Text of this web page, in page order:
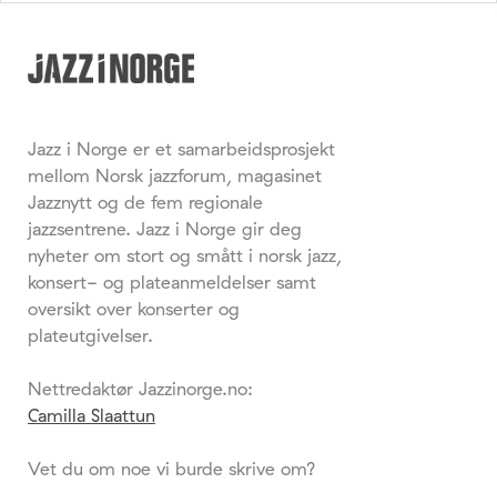
Jazz i Norge er et samarbeidsprosjekt
mellom Norsk jazzforum, magasinet
Jazznytt og de fem regionale
jazzsentrene. Jazz i Norge gir deg
nyheter om stort og smått i norsk jazz,
konsert- og plateanmeldelser samt
oversikt over konserter og
plateutgivelser.
Nettredaktør Jazzinorge.no:
Camilla Slaattun
Vet du om noe vi burde skrive om?